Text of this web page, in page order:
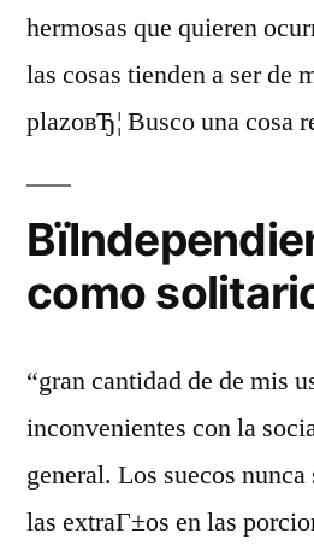
hermosas que quieren
las cosas tienden a ser de
plazoвЂ¦ Busco una cosa
como
“gran cantidad de de mis
inconvenientes con la
general. Los suecos
las extraГ±os en las